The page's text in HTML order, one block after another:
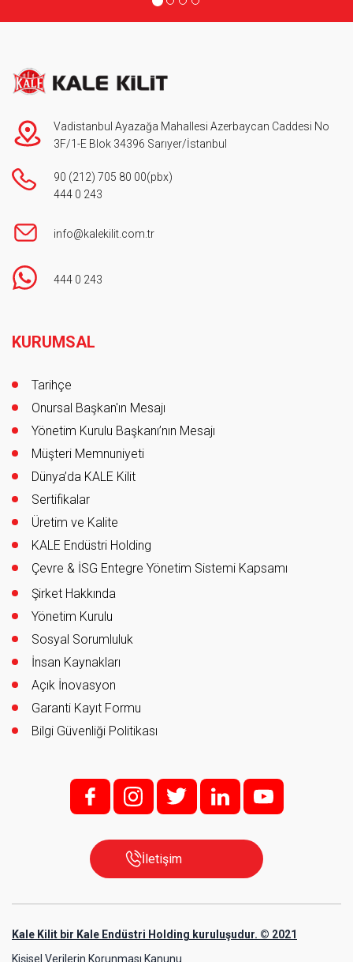
Vadistanbul Ayazağa Mahallesi Azerbaycan Caddesi No
3F/1-E Blok 34396 Sarıyer/İstanbul
90 (212) 705 80 00(pbx)
444 0 243
info@kalekilit.com.tr
444 0 243
KURUMSAL
Tarihçe
Onursal Başkan'ın Mesajı
Yönetim Kurulu Başkanı’nın Mesajı
Müşteri Memnuniyeti
Dünya’da KALE Kilit
Sertifikalar
Üretim ve Kalite
KALE Endüstri Holding
Çevre & İSG Entegre Yönetim Sistemi Kapsamı
Şirket Hakkında
Yönetim Kurulu
Sosyal Sorumluluk
İnsan Kaynakları
Açık İnovasyon
Garanti Kayıt Formu
Bilgi Güvenliği Politikası
f; i; t l y
İletişim
Kale Kilit bir Kale Endüstri Holding kuruluşudur. © 2021
Kişisel Verilerin Korunması Kanunu